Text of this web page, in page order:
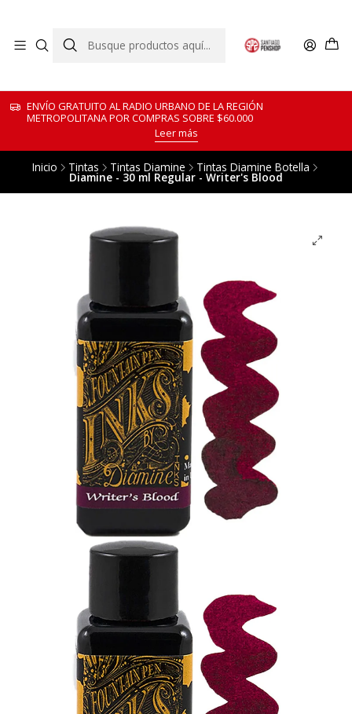
ENVÍO GRATUITO AL RADIO URBANO DE LA REGIÓN
METROPOLITANA POR COMPRAS SOBRE $60.000
Leer más
Inicio Tintas Tintas Diamine Tintas Diamine Botella
Diamine - 30 ml Regular - Writer's Blood